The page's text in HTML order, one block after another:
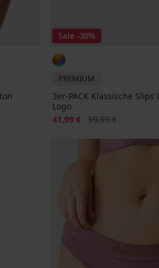
Sale -30%
PREMIUM
3er-PACK Klassische
Logo
Rabatt
41,99 € Alter Preis
59,99 €